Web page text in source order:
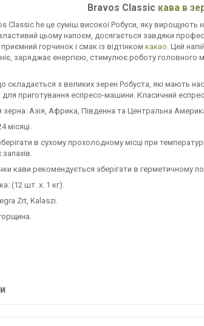
Bravos Classic кава в
Classic he це суміш високої Робуси, яку вирощують
цьому напоєм, досягається завдяки
горчинок і смак із відтінком какао. Цей
заряджає енергією, стимулює роботу
складається з великих зерен Робуста, які мають
для приготування еспресо-машини. Класичний
Азія, Африка, Південна та Центральна
місяці.
в сухому прохолодному місці при
кави рекомендується зберігати в герметичному
(12 шт. х. 1 кг).
Zrt, Kalaszi.